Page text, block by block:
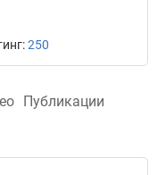
250
Публикации